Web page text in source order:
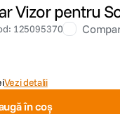
Vizor pentru
: 125095370
Vezi detalii
în coș